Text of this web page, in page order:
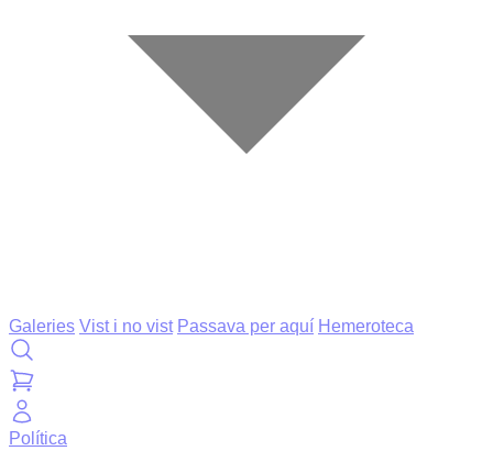
Galeries Vist i no vist Passava per aquí Hemeroteca
Política